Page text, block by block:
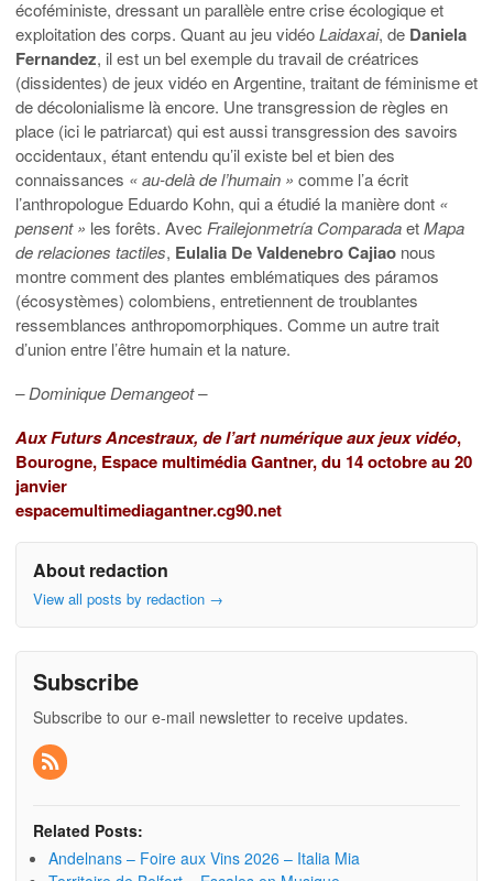
écoféministe, dressant un parallèle entre crise écologique et
exploitation des corps. Quant au jeu vidéoLaidaxai, de Daniela
Fernandez, il est un bel exemple du travail de créatrices
(dissidentes) de jeux vidéo en Argentine, traitant de féminisme et
de décolonialisme là encore. Une transgression de règles en
place (ici le patriarcat) qui est aussi transgression des savoirs
occidentaux, étant entendu qu’il existe bel et bien des
connaissances « au-delà de l’humain » comme l’a écrit
l’anthropologue Eduardo Kohn, qui a étudié la manière dont «
pensent » les forêts. Avec Frailejonmetría ComparadaetMapa
de relaciones tactiles, Eulalia De Valdenebro Cajiao nous
montre comment des plantes emblématiques des páramos
(écosystèmes) colombiens, entretiennent de troublantes
ressemblances anthropomorphiques. Comme un autre trait
d’union entre l’être humain et la nature.
– Dominique Demangeot –
Aux Futurs Ancestraux, de l’art numérique aux jeux vidéo,
Bourogne, Espace multimédia Gantner, du 14 octobre au 20
janvier
espacemultimediagantner.cg90.net
About redaction
View all posts by redaction →
Subscribe
Subscribe to our e-mail newsletter to receive updates.
Related Posts:
Andelnans – Foire aux Vins 2026 – Italia Mia